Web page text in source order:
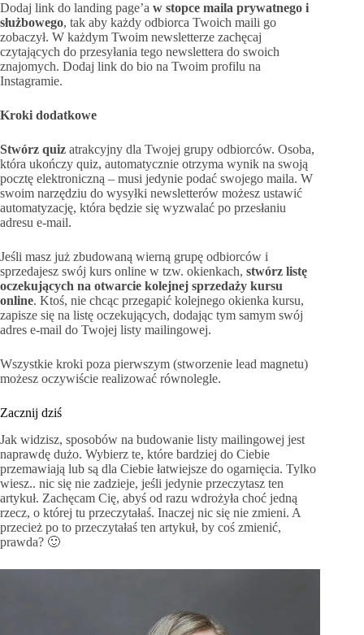
Dodaj link do landing page’a w stopce maila prywatnego i
służbowego, tak aby każdy odbiorca Twoich maili go
zobaczył. W każdym Twoim newsletterze zachęcaj
czytających do przesyłania tego newslettera do swoich
znajomych. Dodaj link do bio na Twoim profilu na
Instagramie.
Kroki dodatkowe
Stwórz quiz atrakcyjny dla Twojej grupy odbiorców. Osoba,
która ukończy quiz, automatycznie otrzyma wynik na swoją
pocztę elektroniczną – musi jedynie podać swojego maila. W
swoim narzędziu do wysyłki newsletterów możesz ustawić
automatyzację, która będzie się wyzwalać po przesłaniu
adresu e-mail.
Jeśli masz już zbudowaną wierną grupę odbiorców i
sprzedajesz swój kurs online w tzw. okienkach, stwórz listę
oczekujących na otwarcie kolejnej sprzedaży kursu
online. Ktoś, nie chcąc przegapić kolejnego okienka kursu,
zapisze się na listę oczekujących, dodając tym samym swój
adres e-mail do Twojej listy mailingowej.
Wszystkie kroki poza pierwszym (stworzenie lead magnetu)
możesz oczywiście realizować równolegle.
Zacznij dziś
Jak widzisz, sposobów na budowanie listy mailingowej jest
naprawdę dużo. Wybierz te, które bardziej do Ciebie
przemawiają lub są dla Ciebie łatwiejsze do ogarnięcia. Tylko
wiesz.. nic się nie zadzieje, jeśli jedynie przeczytasz ten
artykuł. Zachęcam Cię, abyś od razu wdrożyła choć jedną
rzecz, o której tu przeczytałaś. Inaczej nic się nie zmieni. A
przecież po to przeczytałaś ten artykuł, by coś zmienić,
prawda? 🙂